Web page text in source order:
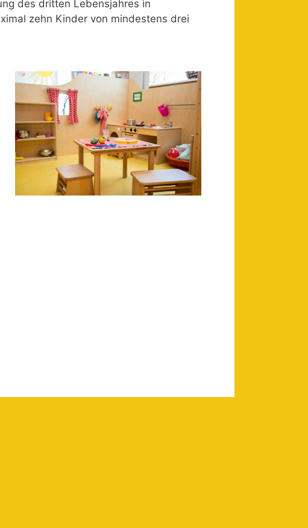
des dritten Lebensjahres in
zehn Kinder von mindestens drei